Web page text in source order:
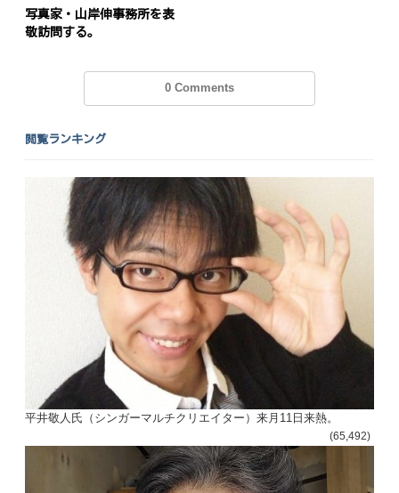
写真家・山岸伸事務所を表
敬訪問する。
0 Comments
閲覧ランキング
平井敬人氏（シンガーマルチクリエイター）来月11日来熱。
(65,492)